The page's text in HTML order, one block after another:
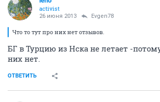
activist
26 июня 2013 Evgen78
Что то тут про них нет отзывов.
БГ в Турцию из Нска не летает -
них нет.
ОТВЕТИТЬ